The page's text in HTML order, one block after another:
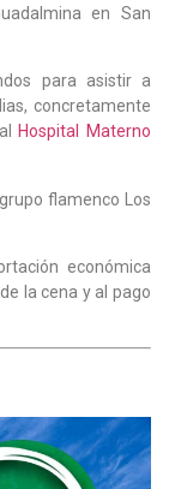
en San
para asistir a
concretamente
Hospital Materno
flamenco Los
económica
la cena y al pago